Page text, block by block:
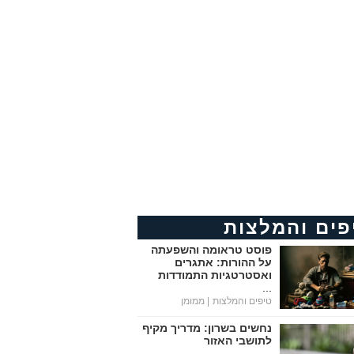
והמלצות
פוסט טראומה והשפעתה
על ההורות: אתגרים
ואסטרטגיות התמודדות
טיפים והמלצות | ממומן
נחשים בשרון: מדריך מקיף
לתושבי האזור